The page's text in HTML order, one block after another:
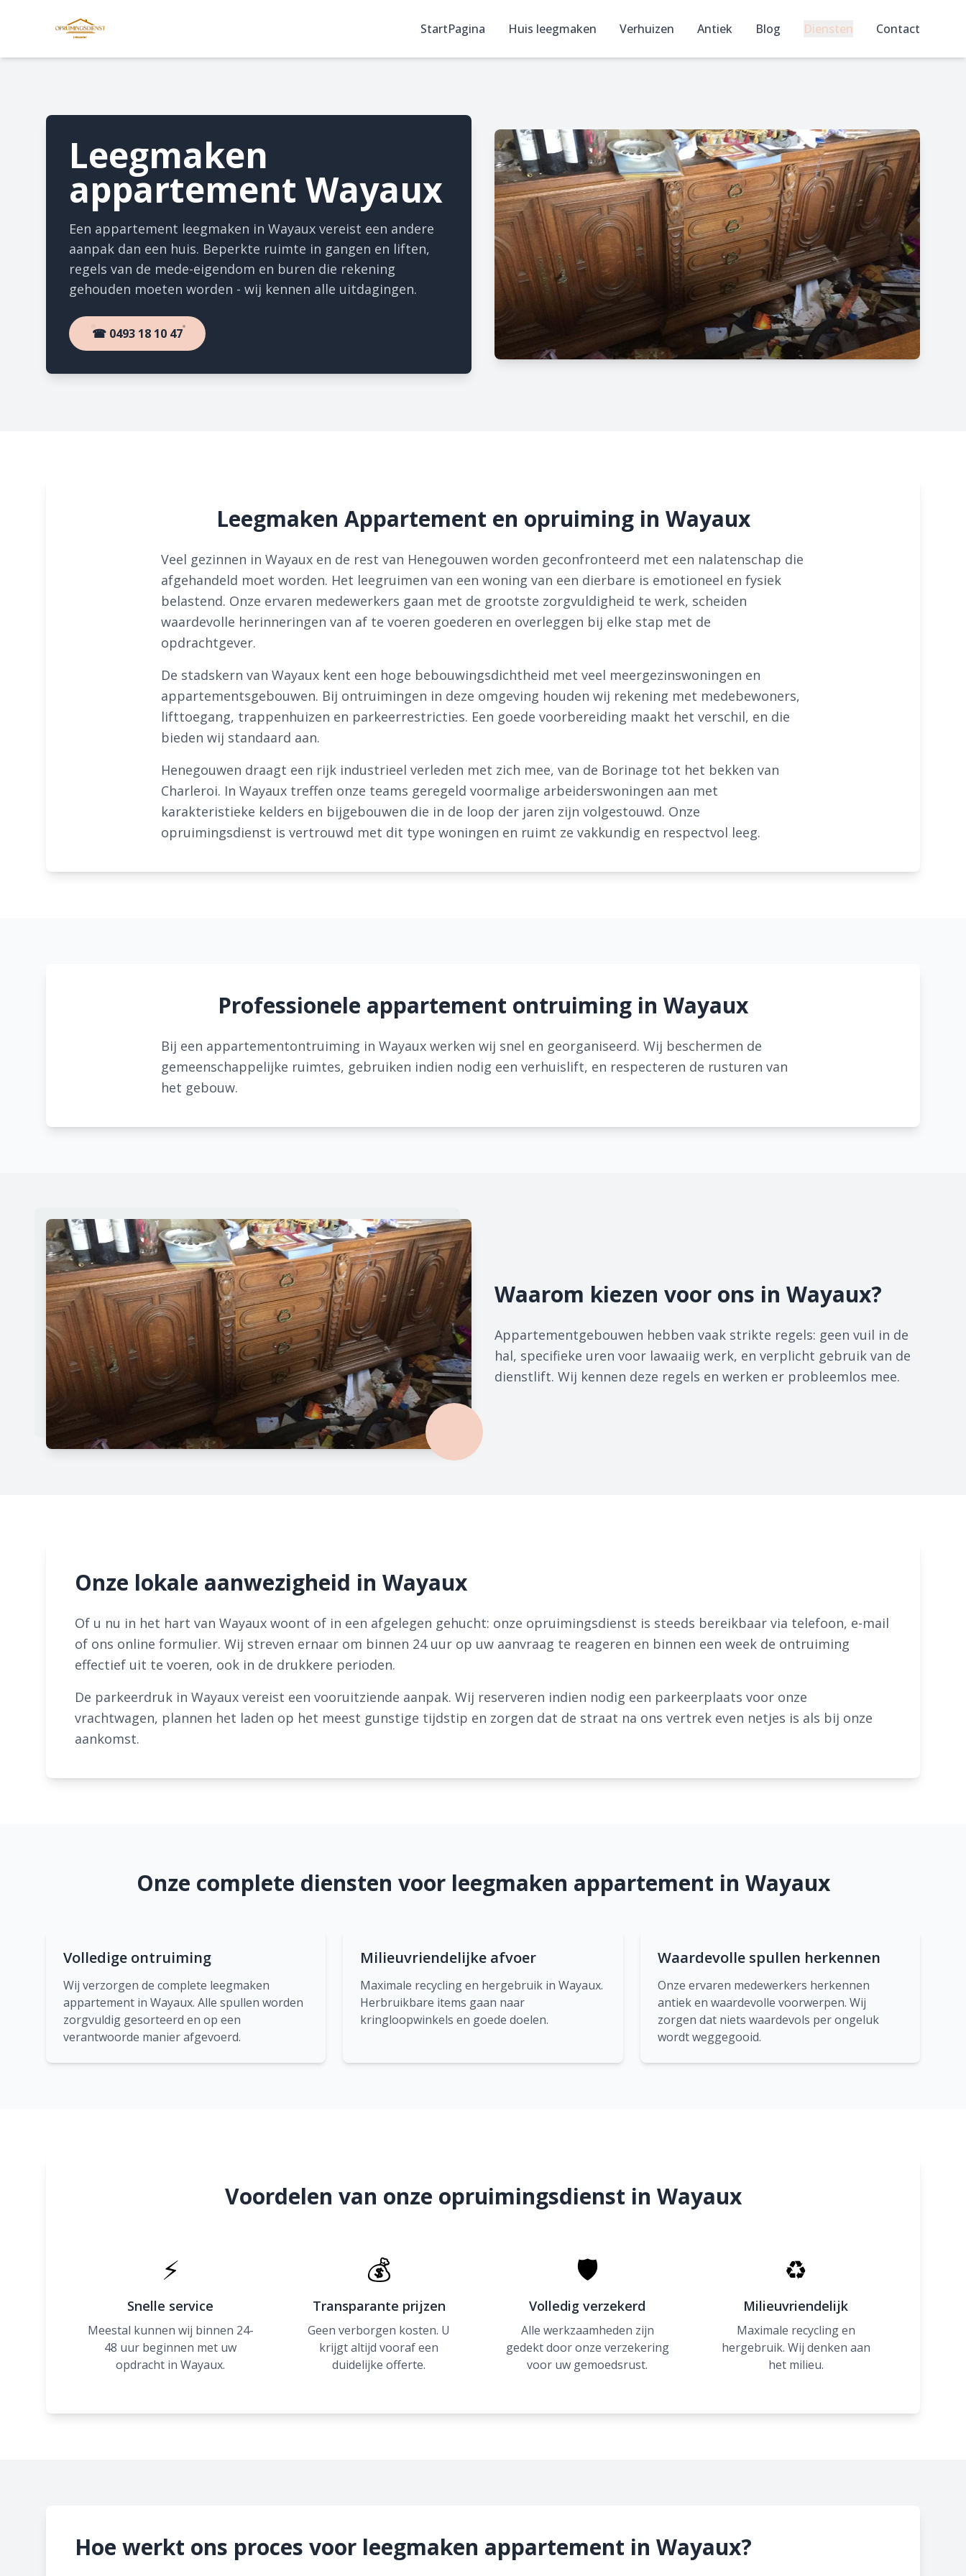
StartPagina Huis leegmaken Verhuizen Antiek Blog Diensten Contact
Leegmaken
appartement Wayaux
Een appartement leegmaken in Wayaux vereist een andere
aanpak dan een huis. Beperkte ruimte in gangen en liften,
regels van de mede-eigendom en buren die rekening
gehouden moeten worden - wij kennen alle uitdagingen.
☎ 0493 18 10 47
Leegmaken Appartement en opruiming in Wayaux
Veel gezinnen in Wayaux en de rest van Henegouwen worden geconfronteerd met een nalatenschap die
afgehandeld moet worden. Het leegruimen van een woning van een dierbare is emotioneel en fysiek
belastend. Onze ervaren medewerkers gaan met de grootste zorgvuldigheid te werk, scheiden
waardevolle herinneringen van af te voeren goederen en overleggen bij elke stap met de
opdrachtgever.
De stadskern van Wayaux kent een hoge bebouwingsdichtheid met veel meergezinswoningen en
appartementsgebouwen. Bij ontruimingen in deze omgeving houden wij rekening met medebewoners,
lifttoegang, trappenhuizen en parkeerrestricties. Een goede voorbereiding maakt het verschil, en die
bieden wij standaard aan.
Henegouwen draagt een rijk industrieel verleden met zich mee, van de Borinage tot het bekken van
Charleroi. In Wayaux treffen onze teams geregeld voormalige arbeiderswoningen aan met
karakteristieke kelders en bijgebouwen die in de loop der jaren zijn volgestouwd. Onze
opruimingsdienst is vertrouwd met dit type woningen en ruimt ze vakkundig en respectvol leeg.
Professionele appartement ontruiming in Wayaux
Bij een appartementontruiming in Wayaux werken wij snel en georganiseerd. Wij beschermen de
gemeenschappelijke ruimtes, gebruiken indien nodig een verhuislift, en respecteren de rusturen van
het gebouw.
Waarom kiezen voor ons in Wayaux?
Appartementgebouwen hebben vaak strikte regels: geen vuil in de
hal, specifieke uren voor lawaaiig werk, en verplicht gebruik van de
dienstlift. Wij kennen deze regels en werken er probleemlos mee.
Onze lokale aanwezigheid in Wayaux
Of u nu in het hart van Wayaux woont of in een afgelegen gehucht: onze opruimingsdienst is steeds bereikbaar via telefoon, e-mail
of ons online formulier. Wij streven ernaar om binnen 24 uur op uw aanvraag te reageren en binnen een week de ontruiming
effectief uit te voeren, ook in de drukkere perioden.
De parkeerdruk in Wayaux vereist een vooruitziende aanpak. Wij reserveren indien nodig een parkeerplaats voor onze
vrachtwagen, plannen het laden op het meest gunstige tijdstip en zorgen dat de straat na ons vertrek even netjes is als bij onze
aankomst.
Onze complete diensten voor leegmaken appartement in Wayaux
Volledige ontruiming
Wij verzorgen de complete leegmaken
appartement in Wayaux. Alle spullen worden
zorgvuldig gesorteerd en op een
verantwoorde manier afgevoerd.
Milieuvriendelijke afvoer
Maximale recycling en hergebruik in Wayaux.
Herbruikbare items gaan naar
kringloopwinkels en goede doelen.
Waardevolle spullen herkennen
Onze ervaren medewerkers herkennen
antiek en waardevolle voorwerpen. Wij
zorgen dat niets waardevols per ongeluk
wordt weggegooid.
Voordelen van onze opruimingsdienst in Wayaux
⚡
Snelle service
Meestal kunnen wij binnen 24-
48 uur beginnen met uw
opdracht in Wayaux.
💰
Transparante prijzen
Geen verborgen kosten. U
krijgt altijd vooraf een
duidelijke offerte.
🛡
Volledig verzekerd
Alle werkzaamheden zijn
gedekt door onze verzekering
voor uw gemoedsrust.
♻
Milieuvriendelijk
Maximale recycling en
hergebruik. Wij denken aan
het milieu.
Hoe werkt ons proces voor leegmaken appartement in Wayaux?